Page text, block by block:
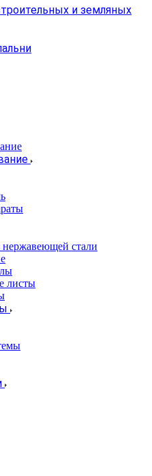
и земляных
нержавеющей стали
листы